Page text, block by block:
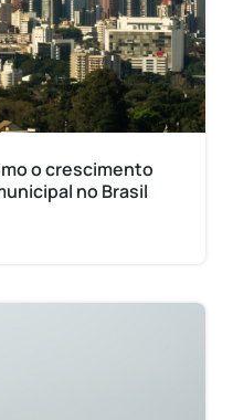
o crescimento
no Brasil